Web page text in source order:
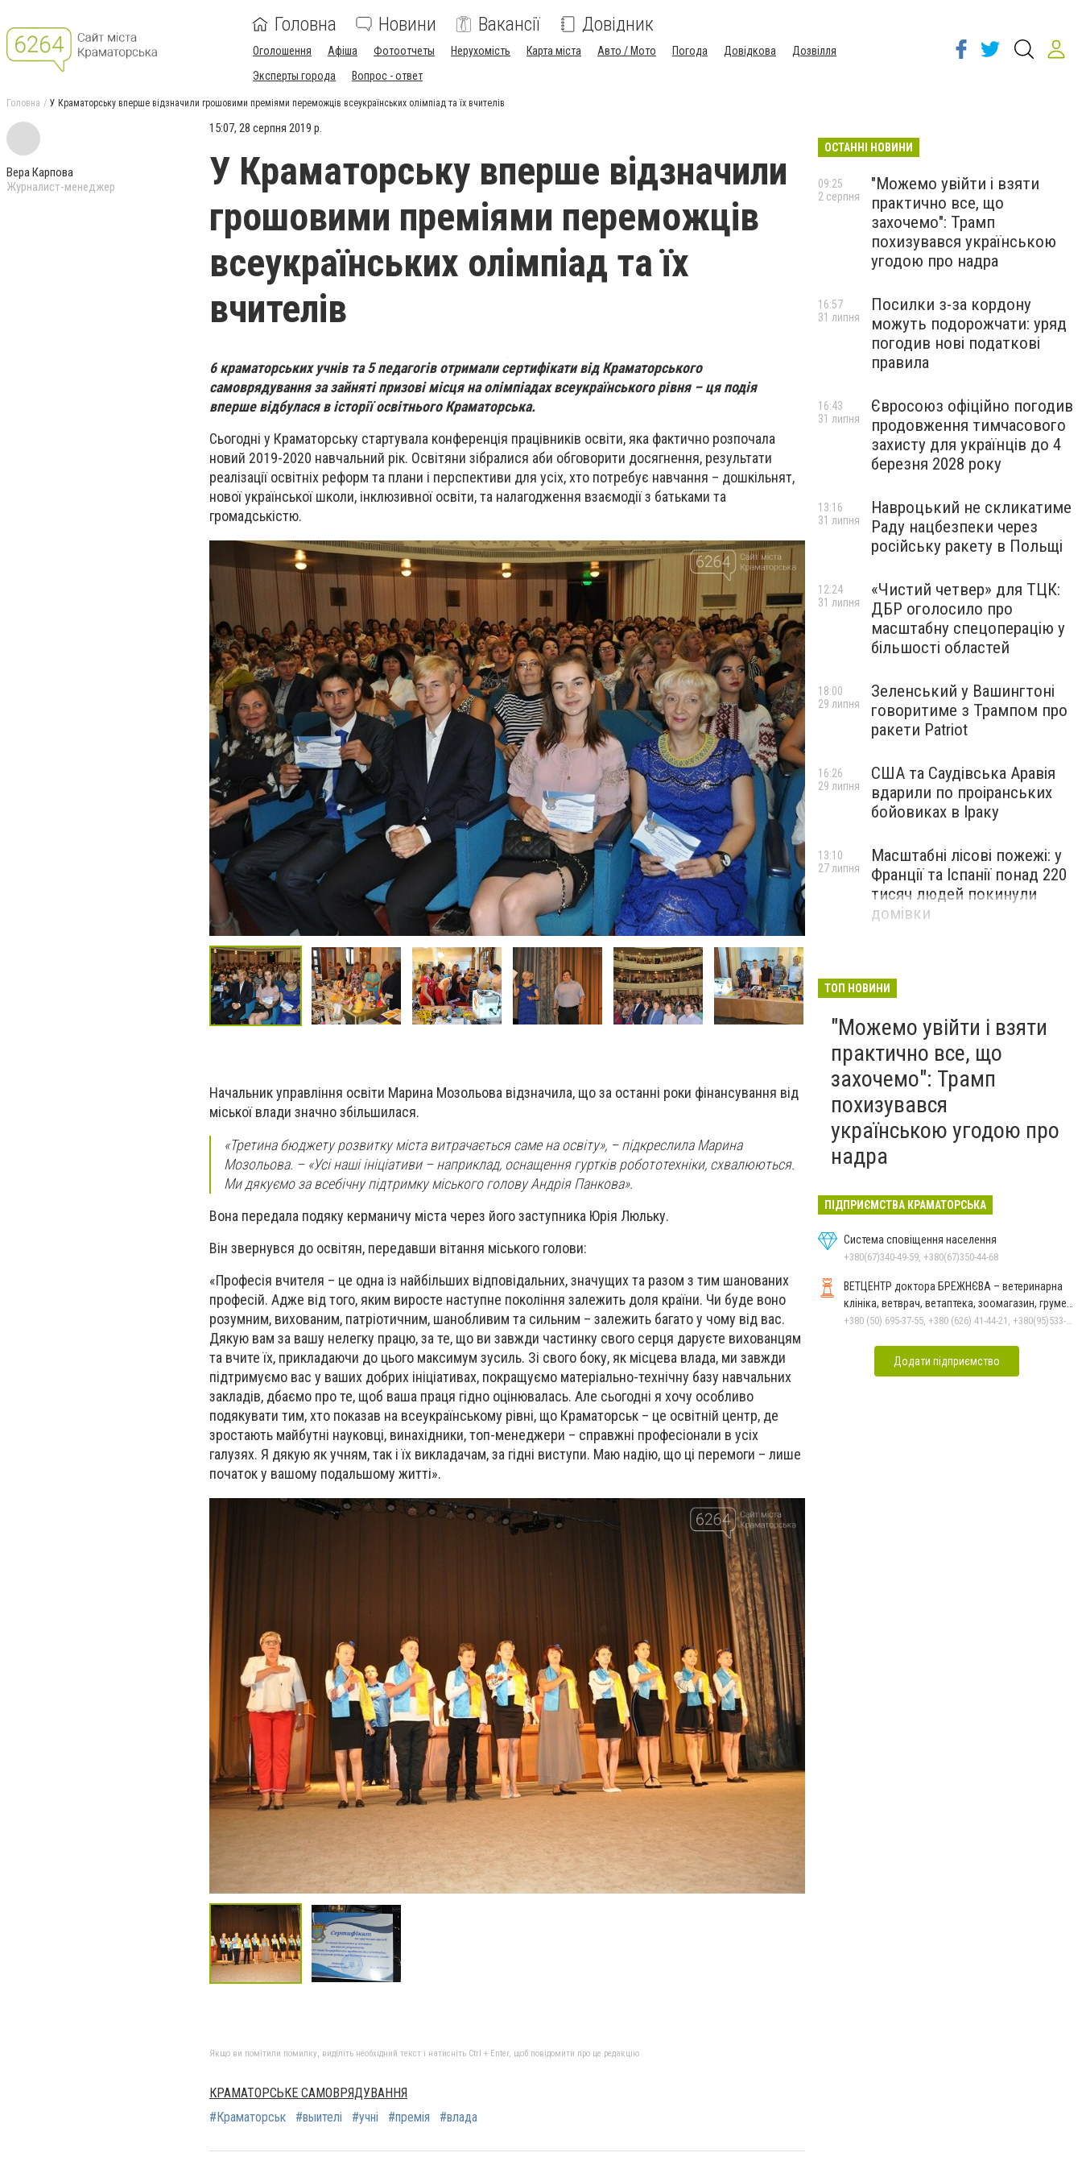
Головна Новини Вакансії Довідник
Оголошення Афіша Фотоотчеты Нерухомість Карта міста Авто / Мото Погода Довідкова
Дозвілля
Эксперты города
Вопрос - ответ
Головна У Краматорську вперше відзначили грошовими преміями переможців всеукраїнських олімпіад та їх вчителів
Вера Карпова
Журналист-менеджер
15:07, 28 серпня 2019 р.
У Краматорську вперше відзначили
грошовими преміями переможців
всеукраїнських олімпіад та їх
вчителів
6 краматорських учнів та 5 педагогів отримали сертифікати від Краматорського
самоврядування за зайняті призові місця на олімпіадах всеукраїнського рівня – ця подія
вперше відбулася в історії освітнього Краматорська.
Сьогодні у Краматорську стартувала конференція працівників освіти, яка фактично розпочала
новий 2019-2020 навчальний рік. Освітяни зібралися аби обговорити досягнення, результати
реалізації освітніх реформ та плани і перспективи для усіх, хто потребує навчання – дошкільнят,
нової української школи, інклюзивної освіти, та налагодження взаємодії з батьками та
громадськістю.
Начальник управління освіти Марина Мозольова відзначила, що за останні роки фінансування від
міської влади значно збільшилася.
«Третина бюджету розвитку міста витрачається саме на освіту», – підкреслила Марина
Мозольова. – «Усі наші ініціативи – наприклад, оснащення гуртків робототехніки, схвалюються.
Ми дякуємо за всебічну підтримку міського голову Андрія Панкова».
Вона передала подяку керманичу міста через його заступника Юрія Люльку.
Він звернувся до освітян, передавши вітання міського голови:
«Професія вчителя – це одна із найбільших відповідальних, значущих та разом з тим шанованих
професій. Адже від того, яким виросте наступне покоління залежить доля країни. Чи буде воно
розумним, вихованим, патріотичним, шанобливим та сильним – залежить багато у чому від вас.
Дякую вам за вашу нелегку працю, за те, що ви завжди частинку свого серця даруєте вихованцям
та вчите їх, прикладаючи до цього максимум зусиль. Зі свого боку, як місцева влада, ми завжди
підтримуємо вас у ваших добрих ініціативах, покращуємо матеріально-технічну базу навчальних
закладів, дбаємо про те, щоб ваша праця гідно оцінювалась. Але сьогодні я хочу особливо
подякувати тим, хто показав на всеукраїнському рівні, що Краматорськ – це освітній центр, де
зростають майбутні науковці, винахідники, топ-менеджери – справжні професіонали в усіх
галузях. Я дякую як учням, так і їх викладачам, за гідні виступи. Маю надію, що ці перемоги – лише
початок у вашому подальшому житті».
Якщо ви помітили помилку, виділіть необхідний текст і натисніть Ctrl + Enter, щоб повідомити про це редакцію
КРАМАТОРСЬКЕ САМОВРЯДУВАННЯ
#Краматорськ
#выителі #учні #премія #влада
ОСТАННІ НОВИНИ
"Можемо увійти і взяти
практично все, що
захочемо": Трамп
похизувався українською
угодою про надра
09:25
2 серпня
Посилки з-за кордону
можуть подорожчати: уряд
погодив нові податкові
правила
16:57
31 липня
Євросоюз офіційно погодив
продовження тимчасового
захисту для українців до 4
березня 2028 року
16:43
31 липня
Навроцький не скликатиме
Раду нацбезпеки через
російську ракету в Польщі
13:16
31 липня
«Чистий четвер» для ТЦК:
ДБР оголосило про
масштабну спецоперацію у
більшості областей
12:24
31 липня
Зеленський у Вашингтоні
говоритиме з Трампом про
ракети Patriot
18:00
29 липня
США та Саудівська Аравія
вдарили по проіранських
бойовиках в Іраку
16:26
29 липня
Масштабні лісові пожежі: у
Франції та Іспанії понад 220
тисяч людей покинули
домівки
13:10
27 липня
ТОП НОВИНИ
"Можемо увійти і взяти
практично все, що
захочемо": Трамп
похизувався
українською угодою про
надра
ПІДПРИЄМСТВА КРАМАТОРСЬКА
Система сповіщення населення
+380(67)340-49-59, +380(67)350-44-68
ВЕТЦЕНТР доктора БРЕЖНЄВА – ветеринарна
клініка, ветврач, ветаптека, зоомагазин, грумер,
стрижки.
+380 (50) 695-37-55, +380 (626) 41-44-21, +380(95)533-90-03
Додати підприємство